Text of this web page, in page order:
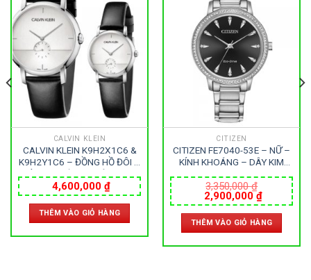
CALVIN KLEIN
CALVIN KLEIN K9H2X1C6 &
K9H2Y1C6 – ĐỒNG HỒ ĐÔI –
KÍNH KHOÁNG – DÂY DA –
PIN – SIZE 43&32 MM – MÁY
THUỴ SỸ
4,600,000 ₫
THÊM VÀO GIỎ HÀNG
CITIZEN
CITIZEN FE7040-53E – NỮ –
KÍNH KHOÁNG – DÂY KIM
36MM – MÁY NHẬT
3,350,000₫
Giá
gốc
là:
3,350,000 ₫.
2,900,000₫Giá
hiện
tại
là:
THÊM VÀO GIỎ HÀNG
₫.